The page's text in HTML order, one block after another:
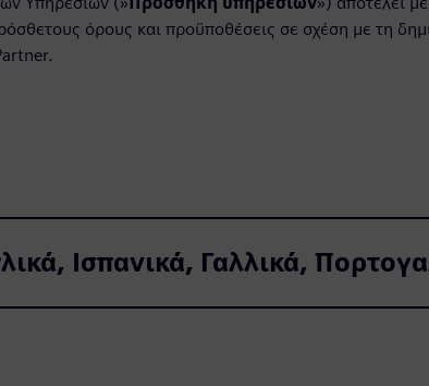
όρους και προϋποθέσεις σε σχέση με τη
Ισπανικά, Γαλλικά,